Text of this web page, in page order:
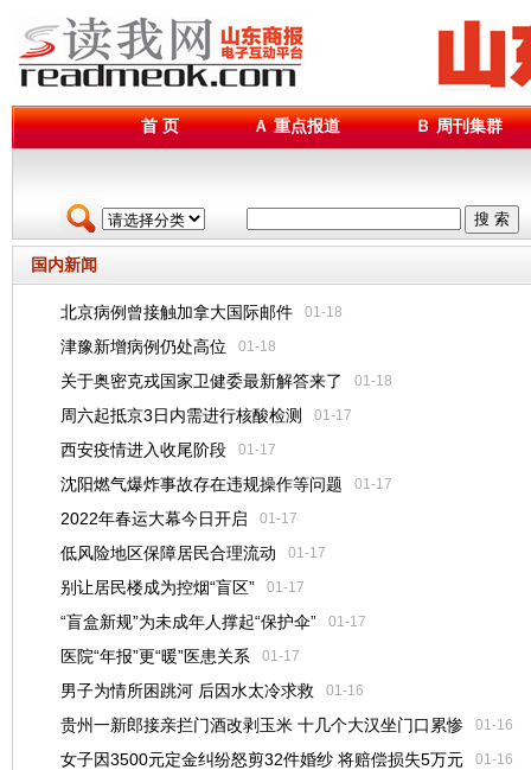
首 页 Ａ 重点报道 Ｂ 周刊集群
搜 索
国内新闻
北京病例曾接触加拿大国际邮件 01-18
津豫新增病例仍处高位 01-18
关于奥密克戎国家卫健委最新解答来了 01-18
周六起抵京3日内需进行核酸检测 01-17
西安疫情进入收尾阶段 01-17
沈阳燃气爆炸事故存在违规操作等问题 01-17
2022年春运大幕今日开启 01-17
低风险地区保障居民合理流动 01-17
别让居民楼成为控烟“盲区” 01-17
“盲盒新规”为未成年人撑起“保护伞” 01-17
医院“年报”更“暖”医患关系 01-17
男子为情所困跳河 后因水太冷求救 01-16
贵州一新郎接亲拦门酒改剥玉米 十几个大汉坐门口累惨 01-16
女子因3500元定金纠纷怒剪32件婚纱 将赔偿损失5万元 01-16